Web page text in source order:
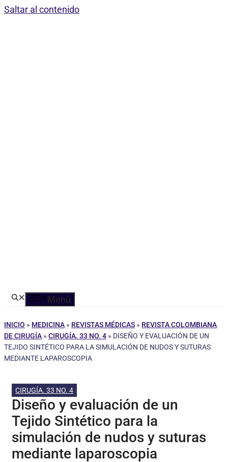
Saltar al contenido
Menú
INICIO » MEDICINA » REVISTAS MÉDICAS » REVISTA COLOMBIANA
DE CIRUGÍA » CIRUGÍA. 33 NO. 4 » DISEÑO Y EVALUACIÓN DE UN
TEJIDO SINTÉTICO PARA LA SIMULACIÓN DE NUDOS Y SUTURAS
MEDIANTE LAPAROSCOPIA
CIRUGÍA. 33 NO. 4
Diseño y evaluación de un
Tejido Sintético para la
simulación de nudos y suturas
mediante laparoscopia